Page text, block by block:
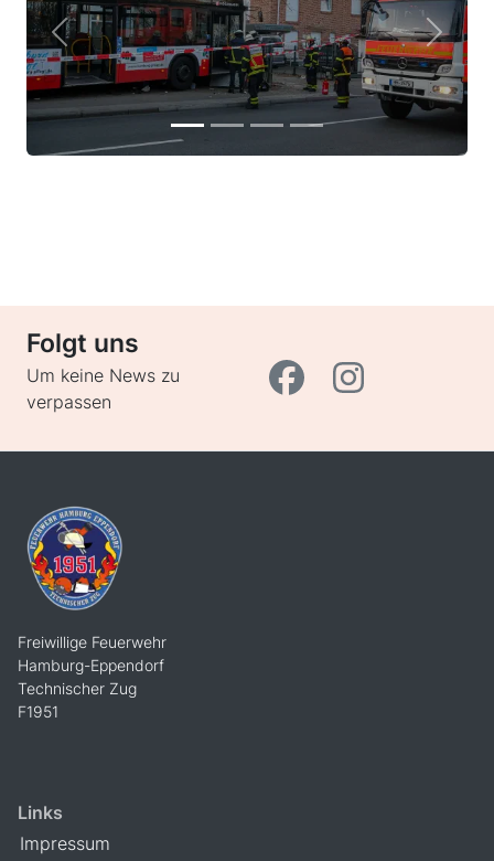
Previous Next
Folgt uns
Um keine News zu
verpassen
Freiwillige Feuerwehr
Hamburg-Eppendorf
Technischer Zug
F1951
Links
Impressum